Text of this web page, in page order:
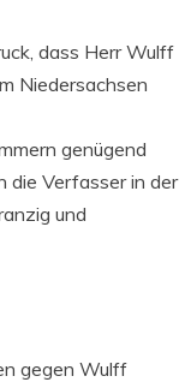
dass Herr Wulff
Niedersachsen
genügend
die Verfasser in der
und
gegen Wulff